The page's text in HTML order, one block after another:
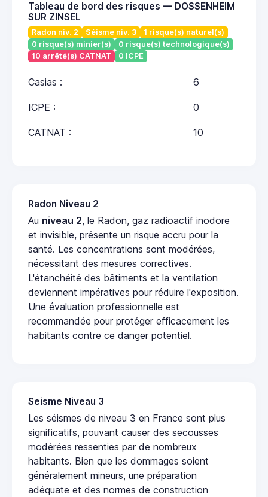
Tableau de bord des risques — DOSSENHEIM
SUR ZINSEL
Radon niv. 2 Séisme niv. 3
1 risque(s) naturel(s)
0 risque(s) minier(s)
0 risque(s) technologique(s)
10 arrêté(s) CATNAT
0 ICPE
Casias : 6
ICPE : 0
CATNAT : 10
Radon Niveau 2
Au niveau 2, le Radon, gaz radioactif inodore
et invisible, présente un risque accru pour la
santé. Les concentrations sont modérées,
nécessitant des mesures correctives.
L'étanchéité des bâtiments et la ventilation
deviennent impératives pour réduire l'exposition.
Une évaluation professionnelle est
recommandée pour protéger efficacement les
habitants contre ce danger potentiel.
Seisme Niveau 3
Les séismes de niveau 3 en France sont plus
significatifs, pouvant causer des secousses
modérées ressenties par de nombreux
habitants. Bien que les dommages soient
généralement mineurs, une préparation
adéquate et des normes de construction